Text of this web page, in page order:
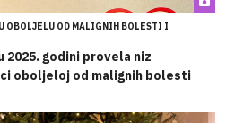
OBOLJELU OD MALIGNIH BOLESTI I
2025. godini provela niz
oboljeloj od malignih bolesti